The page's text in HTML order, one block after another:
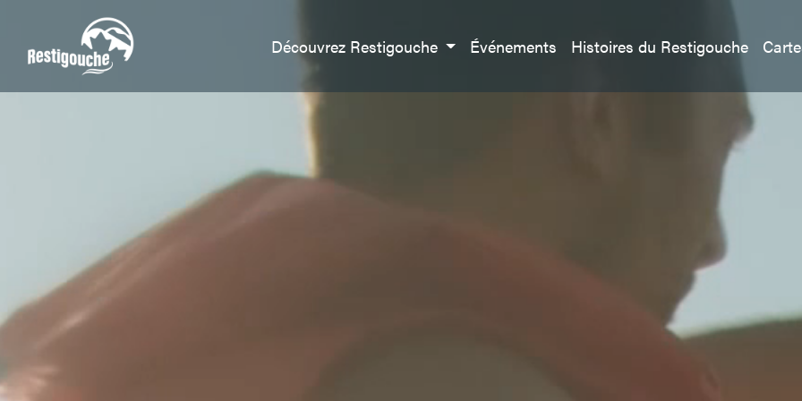
Découvrez Restigouche Événements Histoires du Restigouche